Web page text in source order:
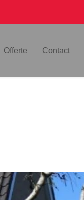
Offerte Contact